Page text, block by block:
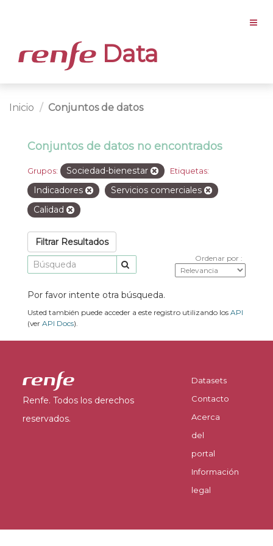
Data
Inicio Conjuntos de datos
Conjuntos de datos no encontrados
Grupos: Sociedad-bienestar Etiquetas:
Indicadores
Servicios comerciales
Calidad
Filtrar Resultados
Ordenar por
Por favor intente otra búsqueda.
Usted también puede acceder a este registro utilizando los API
(ver API Docs).
Renfe. Todos los derechos
reservados.
Datasets
Contacto
Acerca
del
portal
Información
legal